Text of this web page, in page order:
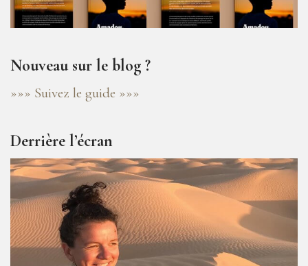
Nouveau sur le blog ?
»»» Suivez le guide »»»
Derrière l’écran